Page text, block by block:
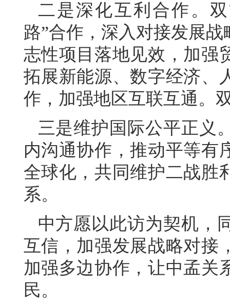
二是深化互利合作。
路”合作，深入对接发展
志性项目落地见效，加强
拓展新能源、数字经济、
作，加强地区互联互通。
三是维护国际公平正义
内沟通协作，推动平等有
全球化，共同维护二战胜
系。
中方愿以此访为契机，
互信，加强发展战略对接
加强多边协作，让中孟关
民。